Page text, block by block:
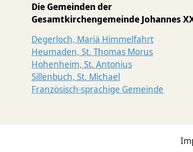
Die Gemeinden der
Gesamtkirchengemeinde Johannes
Degerloch, Mariä Himmelfahrt
Heumaden, St. Thomas Morus
Hohenheim, St. Antonius
Sillenbuch, St. Michael
Französisch-sprachige Gemeinde